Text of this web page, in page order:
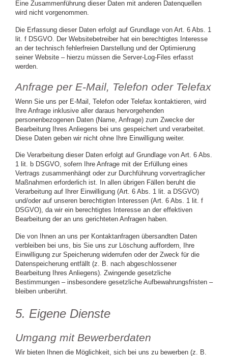
Eine Zusammenführung dieser Daten mit anderen Datenquellen
wird nicht vorgenommen.
Die Erfassung dieser Daten erfolgt auf Grundlage von Art. 6 Abs. 1
lit. f DSGVO. Der Websitebetreiber hat ein berechtigtes Interesse
an der technisch fehlerfreien Darstellung und der Optimierung
seiner Website – hierzu müssen die Server-Log-Files erfasst
werden.
Anfrage per E-Mail, Telefon oder Telefax
Wenn Sie uns per E-Mail, Telefon oder Telefax kontaktieren, wird
Ihre Anfrage inklusive aller daraus hervorgehenden
personenbezogenen Daten (Name, Anfrage) zum Zwecke der
Bearbeitung Ihres Anliegens bei uns gespeichert und verarbeitet.
Diese Daten geben wir nicht ohne Ihre Einwilligung weiter.
Die Verarbeitung dieser Daten erfolgt auf Grundlage von Art. 6 Abs.
1 lit. b DSGVO, sofern Ihre Anfrage mit der Erfüllung eines
Vertrags zusammenhängt oder zur Durchführung vorvertraglicher
Maßnahmen erforderlich ist. In allen übrigen Fällen beruht die
Verarbeitung auf Ihrer Einwilligung (Art. 6 Abs. 1 lit. a DSGVO)
und/oder auf unseren berechtigten Interessen (Art. 6 Abs. 1 lit. f
DSGVO), da wir ein berechtigtes Interesse an der effektiven
Bearbeitung der an uns gerichteten Anfragen haben.
Die von Ihnen an uns per Kontaktanfragen übersandten Daten
verbleiben bei uns, bis Sie uns zur Löschung auffordern, Ihre
Einwilligung zur Speicherung widerrufen oder der Zweck für die
Datenspeicherung entfällt (z. B. nach abgeschlossener
Bearbeitung Ihres Anliegens). Zwingende gesetzliche
Bestimmungen – insbesondere gesetzliche Aufbewahrungsfristen –
bleiben unberührt.
5. Eigene Dienste
Umgang mit Bewerberdaten
Wir bieten Ihnen die Möglichkeit, sich bei uns zu bewerben (z. B.